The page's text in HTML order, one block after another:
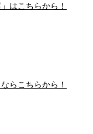
はこちらから！
らこちらから！